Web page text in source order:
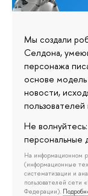
Мы создали
Селдона,
персонажа
основе
новости,
Не
персональные
На информационном
(информационные
систематизации и
пользователей сети
Федерации).